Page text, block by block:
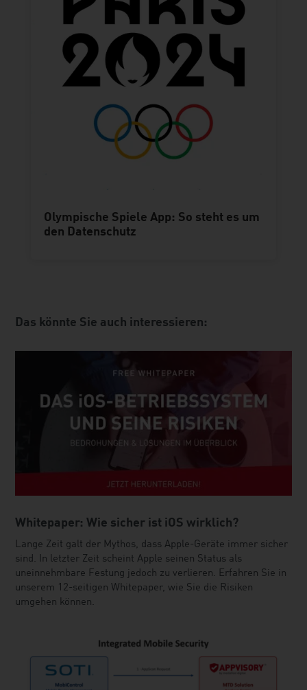
Olympische Spiele App: So steht es um
den Datenschutz
Das könnte Sie auch interessieren:
Whitepaper: Wie sicher ist iOS wirklich?
Lange Zeit galt der Mythos, dass Apple-Geräte immer sicher
sind. In letzter Zeit scheint Apple seinen Status als
uneinnehmbare Festung jedoch zu verlieren. Erfahren Sie in
unserem 12-seitigen Whitepaper, wie Sie die Risiken
umgehen können.